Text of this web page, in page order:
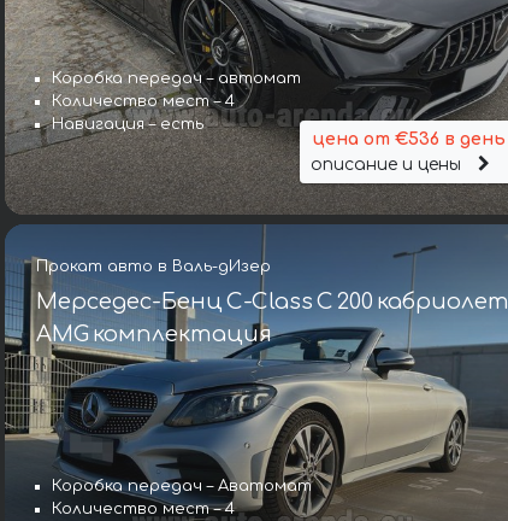
Коробка передач – автомат
Количество мест – 4
Навигация – есть
цена от €536 в день
описание и цены
Прокат авто в Валь-дИзер
Мерседес-Бенц C-Class C 200 кабриолет
AMG комплектация
Коробка передач – Аватомат
Количество мест – 4